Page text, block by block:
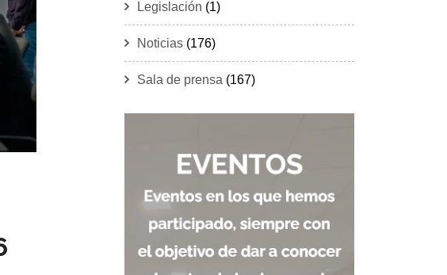
Legislación (1)
Noticias (176)
Sala de prensa (167)